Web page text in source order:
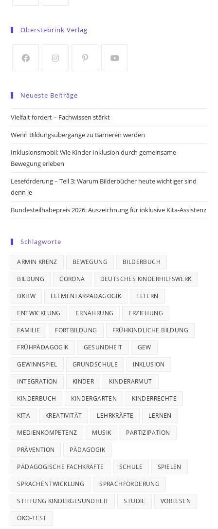
a
tab
tab
Oberstebrink Verlag
a
new
new
a
new
new
Neueste Beiträge
Vielfalt fordert – Fachwissen stärkt
Wenn Bildungsübergänge zu Barrieren werden
Inklusionsmobil: Wie Kinder Inklusion durch gemeinsame
Bewegung erleben
Leseförderung – Teil 3: Warum Bilderbücher heute wichtiger sind
denn je
Bundesteilhabepreis 2026: Auszeichnung für inklusive Kita-Assistenz
Schlagworte
ARMIN KRENZ BEWEGUNG BILDERBUCH
BILDUNG CORONA DEUTSCHES KINDERHILFSWERK
DKHW ELEMENTARPÄDAGOGIK ELTERN
ENTWICKLUNG ERNÄHRUNG ERZIEHUNG
FAMILIE FORTBILDUNG FRÜHKINDLICHE BILDUNG
FRÜHPÄDAGOGIK GESUNDHEIT GEW
GEWINNSPIEL GRUNDSCHULE INKLUSION
INTEGRATION KINDER KINDERARMUT
KINDERBUCH KINDERGARTEN KINDERRECHTE
KITA KREATIVITÄT LEHRKRÄFTE LERNEN
MEDIENKOMPETENZ MUSIK PARTIZIPATION
PRÄVENTION PÄDAGOGIK
PÄDAGOGISCHE FACHKRÄFTE SCHULE SPIELEN
SPRACHENTWICKLUNG SPRACHFÖRDERUNG
STIFTUNG KINDERGESUNDHEIT STUDIE VORLESEN
ÖKO-TEST